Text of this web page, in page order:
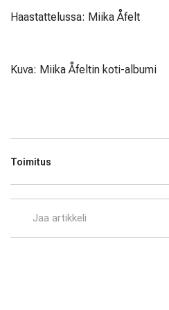
Haastattelussa: Miika Åfelt
Kuva: Miika Åfeltin koti-albumi
Toimitus
Jaa artikkeli